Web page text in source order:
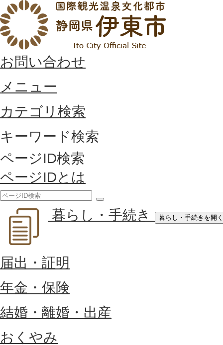
お問い合わせ
メニュー
カテゴリ検索
キーワード検索
ページID検索
ページIDとは
索
暮らし・手続き 暮らし・手続きを開く
届出・証明
年金・保険
結婚・離婚・出産
おくやみ